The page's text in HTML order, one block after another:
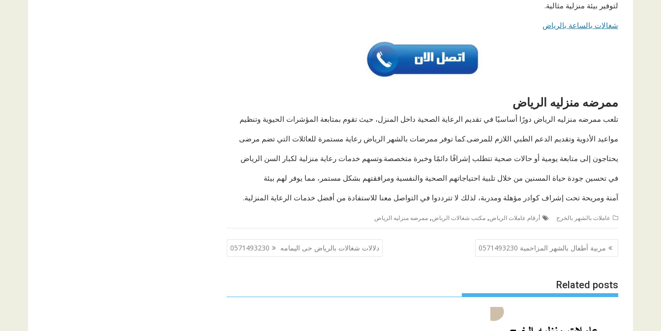
لتوفير بيئة منزلية مثالية.
شغالات بالساعة بالرياض
ممرضه منزليه الرياض
تلعب ممرضه منزليه الرياض دورًا أساسيًا في تقديم الرعاية الصحية داخل المنزل، حيث تقوم بمتابعة المؤشرات الحيوية وتنظيم
مواعيد الأدوية وتقديم الدعم الطبي اللازم للمرضى.كما توفر ممرضات بالشهر الرياض رعاية مستمرة للعائلات التي تضم مرضى
يحتاجون إلى متابعة يومية أو حالات صحية تتطلب إشرافًا دائمًا وخبرة متخصصة.وتسهم خدمات رعاية منزلية لكبار السن الرياض
في تحسين جودة حياة المسنين من خلال تلبية احتياجاتهم الصحية والنفسية ومرافقتهم بشكل مستمر، مما يوفر لهم بيئة
آمنة ومريحة تحت إشراف كوادر مؤهلة ومدربة، لذلك لا تترددوا في التواصل معنا للاستفادة من أفضل خدمات الرعاية المنزلية.
عاملات بالشهر بالخرج أرقام عاملات الرياض, مكتب شغالات الرياض, ممرضه منزليه الرياض
تصفّح
المقالات
مربية أطفال بالشهر المزاحمية 0571493230 دلالات شغالات بالرياض حى اليمامه 0571493230
Related posts